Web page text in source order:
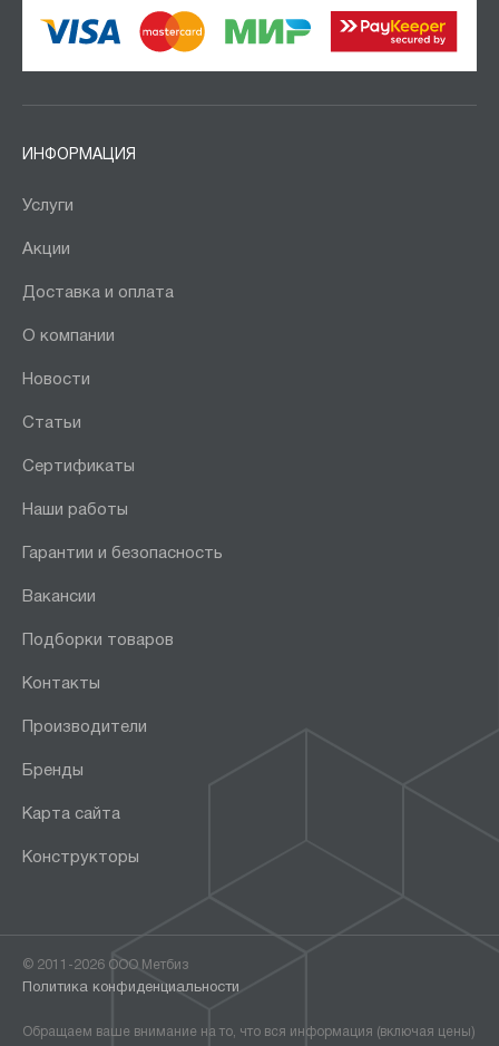
ИНФОРМАЦИЯ
Услуги
Акции
Доставка и оплата
О компании
Новости
Статьи
Сертификаты
Наши работы
Гарантии и безопасность
Вакансии
Подборки товаров
Контакты
Производители
Бренды
Карта сайта
Конструкторы
© 2011-2026 ООО Метбиз
Политика конфиденциальности
Обращаем ваше внимание на то, что вся информация (включая цены)